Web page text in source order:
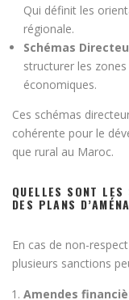
Qui définit les
régionale.
Schémas
structurer les
économiques.
Ces schémas
cohérente pour le
que rural au Maroc.
QUELLES SONT
DES PLANS
En cas de non-
plusieurs sanctions
Amendes